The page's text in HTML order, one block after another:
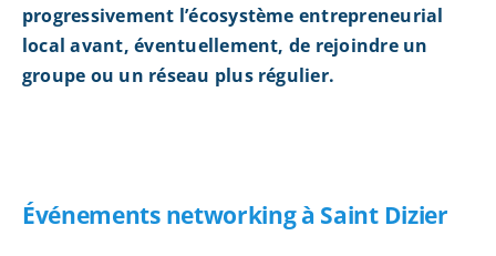
progressivement l’écosystème entrepreneurial
local avant, éventuellement, de rejoindre un
groupe ou un réseau plus régulier.
Événements networking à Saint Dizier